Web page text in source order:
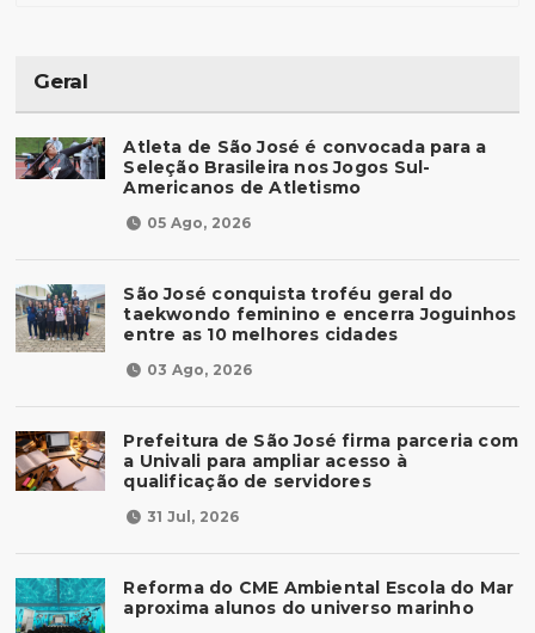
Geral
Atleta de São José é convocada para a
Seleção Brasileira nos Jogos Sul-
Americanos de Atletismo
05 Ago, 2026
São José conquista troféu geral do
taekwondo feminino e encerra Joguinhos
entre as 10 melhores cidades
03 Ago, 2026
Prefeitura de São José firma parceria com
a Univali para ampliar acesso à
qualificação de servidores
31 Jul, 2026
Reforma do CME Ambiental Escola do Mar
aproxima alunos do universo marinho